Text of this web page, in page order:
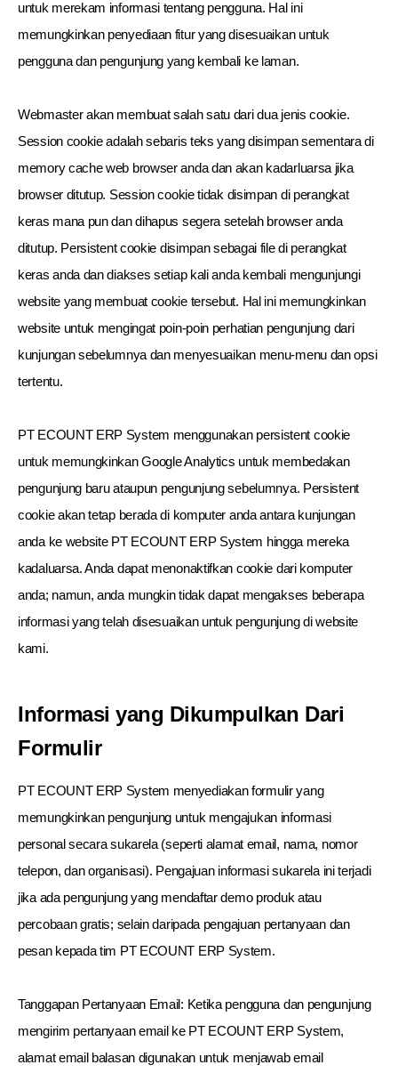
untuk merekam informasi tentang pengguna. Hal ini
memungkinkan penyediaan fitur yang disesuaikan untuk
pengguna dan pengunjung yang kembali ke laman.
Webmaster akan membuat salah satu dari dua jenis cookie.
Session cookie adalah sebaris teks yang disimpan sementara di
memory cache web browser anda dan akan kadarluarsa jika
browser ditutup. Session cookie tidak disimpan di perangkat
keras mana pun dan dihapus segera setelah browser anda
ditutup. Persistent cookie disimpan sebagai file di perangkat
keras anda dan diakses setiap kali anda kembali mengunjungi
website yang membuat cookie tersebut. Hal ini memungkinkan
website untuk mengingat poin-poin perhatian pengunjung dari
kunjungan sebelumnya dan menyesuaikan menu-menu dan opsi
tertentu.
PT ECOUNT ERP System menggunakan persistent cookie
untuk memungkinkan Google Analytics untuk membedakan
pengunjung baru ataupun pengunjung sebelumnya. Persistent
cookie akan tetap berada di komputer anda antara kunjungan
anda ke website PT ECOUNT ERP System hingga mereka
kadaluarsa. Anda dapat menonaktifkan cookie dari komputer
anda; namun, anda mungkin tidak dapat mengakses beberapa
informasi yang telah disesuaikan untuk pengunjung di website
kami.
Informasi yang Dikumpulkan Dari
Formulir
PT ECOUNT ERP System menyediakan formulir yang
memungkinkan pengunjung untuk mengajukan informasi
personal secara sukarela (seperti alamat email, nama, nomor
telepon, dan organisasi). Pengajuan informasi sukarela ini terjadi
jika ada pengunjung yang mendaftar demo produk atau
percobaan gratis; selain daripada pengajuan pertanyaan dan
pesan kepada tim PT ECOUNT ERP System.
Tanggapan Pertanyaan Email: Ketika pengguna dan pengunjung
mengirim pertanyaan email ke PT ECOUNT ERP System,
alamat email balasan digunakan untuk menjawab email